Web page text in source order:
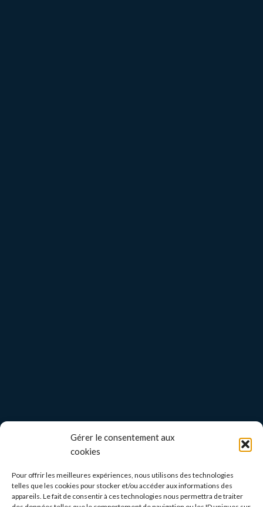
Gérer le consentement aux
cookies
Pour offrir les meilleures expériences, nous utilisons des technologies
telles que les cookies pour stocker et/ou accéder aux informations des
appareils. Le fait de consentir à ces technologies nous permettra de traiter